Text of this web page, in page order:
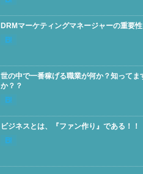
DRMマーケティングマネージャーの重要性
世の中で一番稼げる職業が何か？知ってま
か？？
ビジネスとは、『ファン作り』である！！